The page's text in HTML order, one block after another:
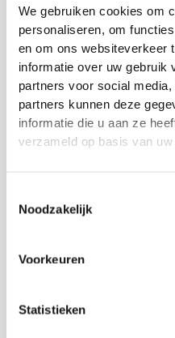
We gebruiken cookies om
personaliseren, om
en om ons websiteverkeer
informatie over uw gebruik
partners voor social
partners kunnen deze
informatie die u aan ze
verzameld op basis van
Noodzakelijk
Voorkeuren
Statistieken
lounge-zitelementen of
elkaar om gesprekken
algemeen rekening mee
omgevingen het geluid
verspreiden omdat de
oppervlakken groter is
In het algemeen geldt dat
materialen je hebt in een
in verband met
veel opties. Denk aan
panelen of
zoek bent naar visuele of